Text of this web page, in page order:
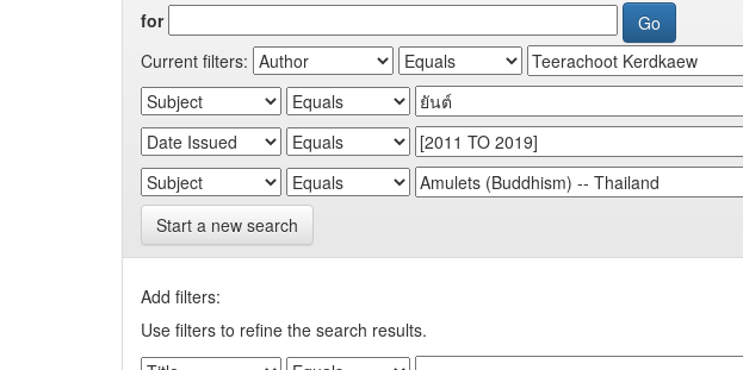
for
Current filters:
Start a new search
Add filters:
Use filters to refine the search results.